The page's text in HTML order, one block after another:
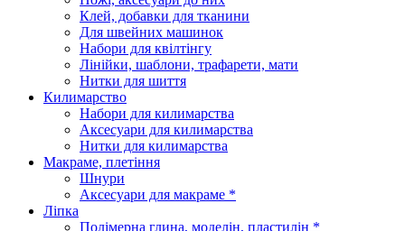
Клей, добавки для тканини
Для швейних машинок
Набори для квілтінгу
Лінійки, шаблони, трафарети, мати
Нитки для шиття
Килимарство
Набори для килимарства
Аксесуари для килимарства
Нитки для килимарства
Макраме, плетіння
Шнури
Аксесуари для макраме *
Ліпка
Полімерна глина, моделін, пластилін *